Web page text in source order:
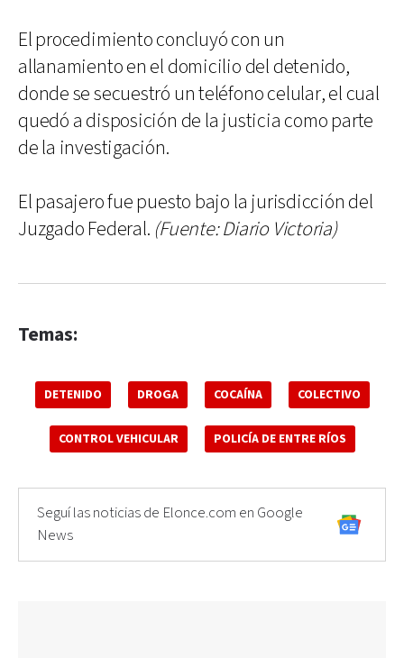
El procedimiento concluyó con un
allanamiento en el domicilio del detenido,
donde se secuestró un teléfono celular, el cual
quedó a disposición de la justicia como parte
de la investigación.
El pasajero fue puesto bajo la jurisdicción del
Juzgado Federal. (Fuente: Diario Victoria)
Temas:
DETENIDO DROGA COCAÍNA COLECTIVO
CONTROL VEHICULAR POLICÍA DE ENTRE RÍOS
Seguí las noticias de Elonce.com en Google
News